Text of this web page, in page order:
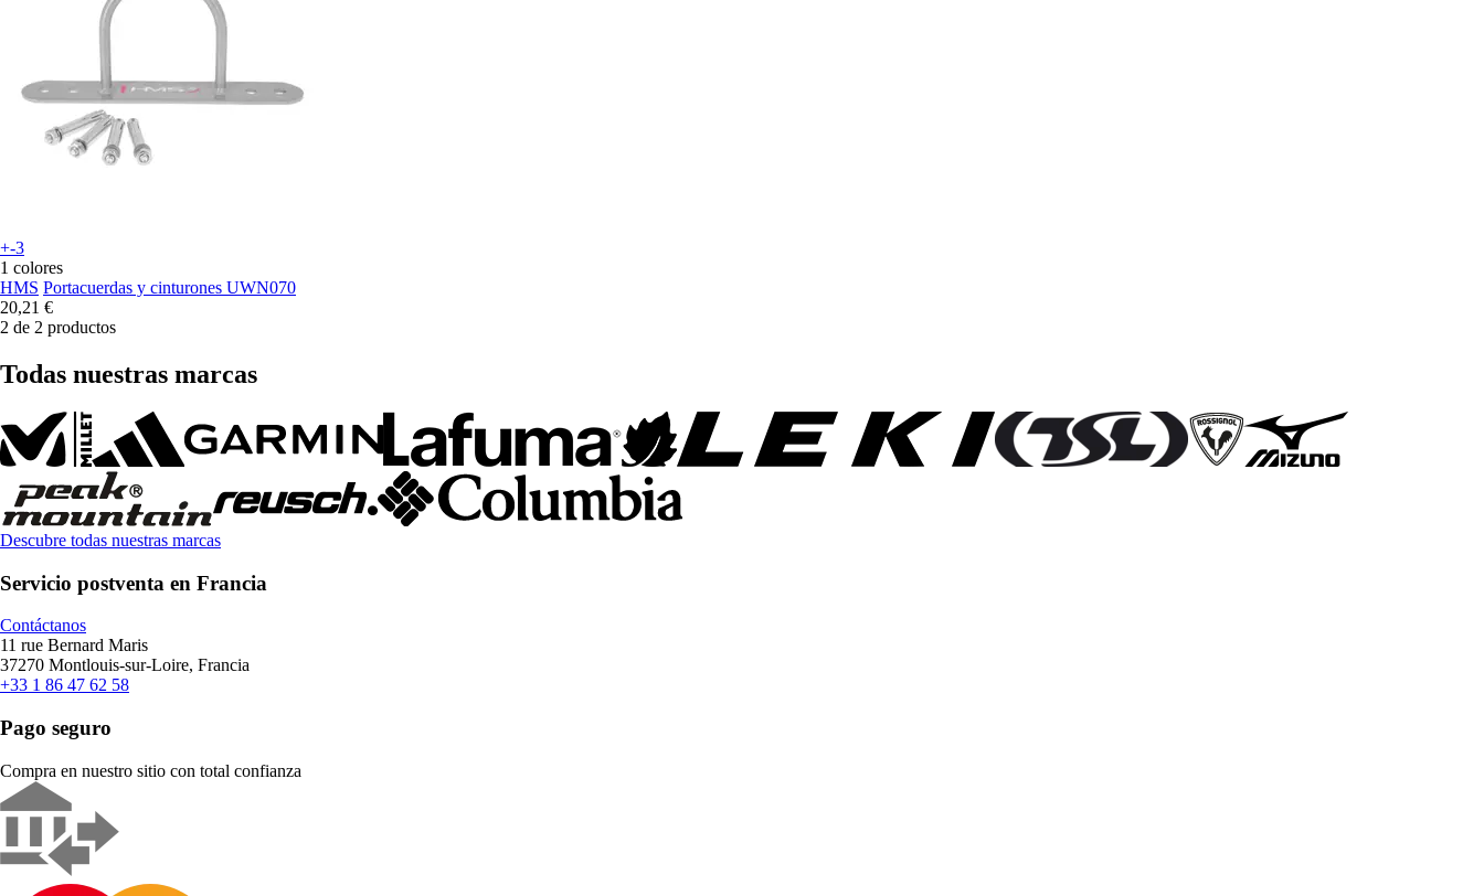
+-3
1 colores
HMS Portacuerdas y cinturones UWN070
20,21 €
2 de 2 productos
Todas nuestras marcas
Descubre todas nuestras marcas
Servicio postventa en Francia
Contáctanos
11 rue Bernard Maris
37270 Montlouis-sur-Loire, Francia
+33 1 86 47 62 58
Pago seguro
Compra en nuestro sitio con total confianza